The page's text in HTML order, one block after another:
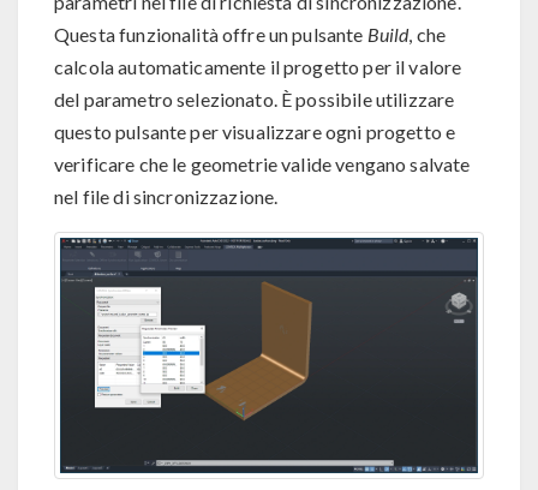
Questa funzionalità offre un pulsante Build, che
calcola automaticamente il progetto per il valore
del parametro selezionato. È possibile utilizzare
questo pulsante per visualizzare ogni progetto e
verificare che le geometrie valide vengano salvate
nel file di sincronizzazione.